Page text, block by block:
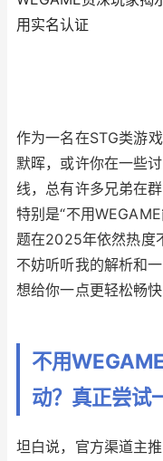
用实名认证
作为一名在STG类游
默晖，或许你在一些
线，总有许多兄弟在
特别是“不用
题在2025年依然热度
不妨听听我的解析和
想给你一点更轻松畅快
不用
动？真正尝试
坦白说，官方渠道主